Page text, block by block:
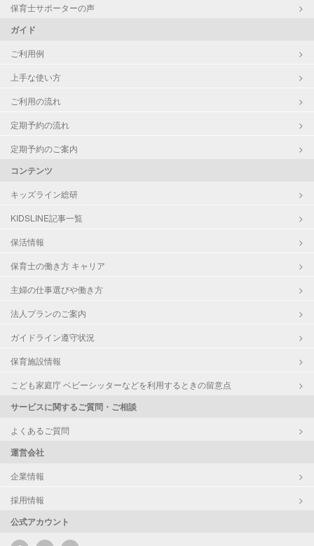
保育士サポーターの声
ガイド
ご利用例
上手な使い方
ご利用の流れ
定期予約の流れ
定期予約のご案内
コンテンツ
キッズライン総研
KIDSLINE記事一覧
保活情報
保育士の働き方 キャリア
主婦の仕事選びや働き方
法人プランのご案内
ガイドライン遵守状況
保育施設情報
こども家庭庁 ベビーシッターなどを利用するときの留意点
サービスに関するご質問・ご相談
よくあるご質問
運営会社
企業情報
採用情報
公式アカウント